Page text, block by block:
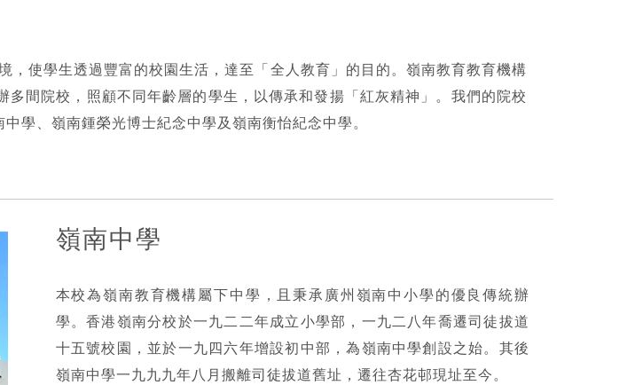
使學生透過豐富的校園生活，達至「全人教育」的目的。嶺南教育教育機構
間院校，照顧不同年齡層的學生，以傳承和發揚「紅灰精神」。我們的院校
學、嶺南鍾榮光博士紀念中學及嶺南衡怡紀念中學。
嶺南中學
本校為嶺南教育機構屬下中學，且秉承廣州嶺南中小學的優良傳統辦
學。香港嶺南分校於一九二二年成立小學部，一九二八年喬遷司徒拔道
十五號校園，並於一九四六年增設初中部，為嶺南中學創設之始。其後
嶺南中學一九九九年八月搬離司徒拔道舊址，遷往杏花邨現址至今。